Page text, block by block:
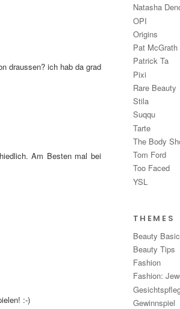
draussen? ich hab da grad
Am Besten mal bei
:-)
Natasha
OPI
Origins
Pat McGrath
Patrick Ta
Pixi
Rare Beauty
Stila
Suqqu
Tarte
The Body
Tom Ford
Too Faced
YSL
THEMES
Beauty
Beauty Tips
Fashion
Fashion:
Gewinnspiel